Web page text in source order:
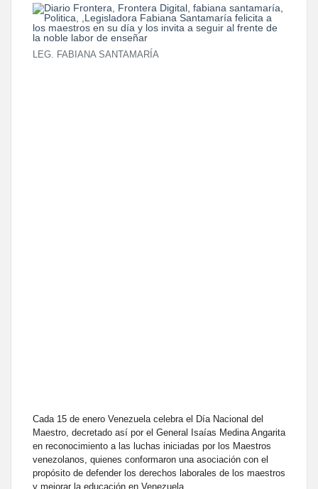
LEG. FABIANA SANTAMARÍA
Cada 15 de enero Venezuela celebra el Día Nacional del
Maestro, decretado así por el General Isaías Medina Angarita
en reconocimiento a las luchas iniciadas por los Maestros
venezolanos, quienes conformaron una asociación con el
propósito de defender los derechos laborales de los maestros
y mejorar la educación en Venezuela.